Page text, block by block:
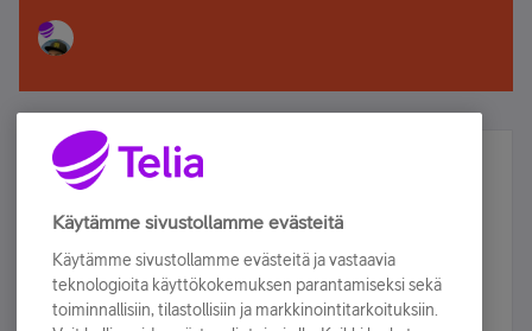
Älä jää paitsi – osallistu ja voita!
Tilaa Telian uutiskirje ja olet mukana arvonnassa.
sähköpostiisi.
Käytämme sivustollamme evästeitä
Käytämme sivustollamme evästeitä ja vastaavia
teknologioita käyttökokemuksen parantamiseksi sekä
toiminnallisiin, tilastollisiin ja markkinointitarkoituksiin.